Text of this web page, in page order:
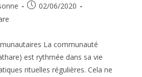
Publication
02/06/2020
La communauté
est rythmée dans sa vie
rituelles régulières. Cela ne